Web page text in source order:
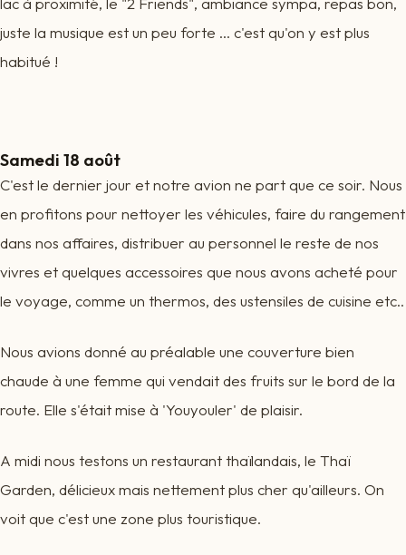
juste la musique est un peu forte ... c'est qu'on y est plus
habitué !
Samedi 18 août
C'est le dernier jour et notre avion ne part que ce soir. Nous
en profitons pour nettoyer les véhicules, faire du rangement
dans nos affaires, distribuer au personnel le reste de nos
vivres et quelques accessoires que nous avons acheté pour
le voyage, comme un thermos, des ustensiles de cuisine etc..
Nous avions donné au préalable une couverture bien
chaude à une femme qui vendait des fruits sur le bord de la
route. Elle s'était mise à 'Youyouler' de plaisir.
A midi nous testons un restaurant thaïlandais, le Thaï
Garden, délicieux mais nettement plus cher qu'ailleurs. On
voit que c'est une zone plus touristique.